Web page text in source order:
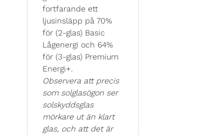
fortfarande ett
ljusinsläpp på 70%
för (2-glas) Basic
Lågenergi och 64%
för (3-glas) Premium
Energi+.
Observera att precis
som solglasögon ser
solskyddsglas
mörkare ut än klart
glas, och att det är